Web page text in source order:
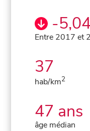
-
Entre 2017 et
37
hab/km2
47 ans
âge médian